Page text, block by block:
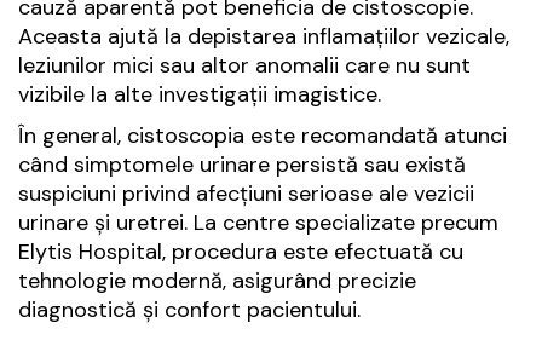
cauză aparentă pot beneficia de cistoscopie.
Aceasta ajută la depistarea inflamațiilor vezicale,
leziunilor mici sau altor anomalii care nu sunt
vizibile la alte investigații imagistice.
În general, cistoscopia este recomandată atunci
când simptomele urinare persistă sau există
suspiciuni privind afecțiuni serioase ale vezicii
urinare și uretrei. La centre specializate precum
Elytis Hospital, procedura este efectuată cu
tehnologie modernă, asigurând precizie
diagnostică și confort pacientului.